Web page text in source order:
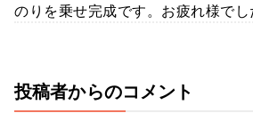
のりを乗せ完成です。お疲れ様でし
投稿者からのコメント